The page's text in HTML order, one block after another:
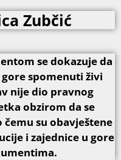
Zubčić
se dokazuje da
spomenuti živi
nije dio pravnog
obzirom da se
su obavještene
i zajednice u gore